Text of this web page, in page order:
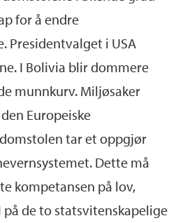
for å endre
Presidentvalget i USA
I Bolivia blir dommere
munnkurv. Miljøsaker
Europeiske
tar et oppgjør
Dette må
kompetansen på lov,
de to statsvitenskapelige